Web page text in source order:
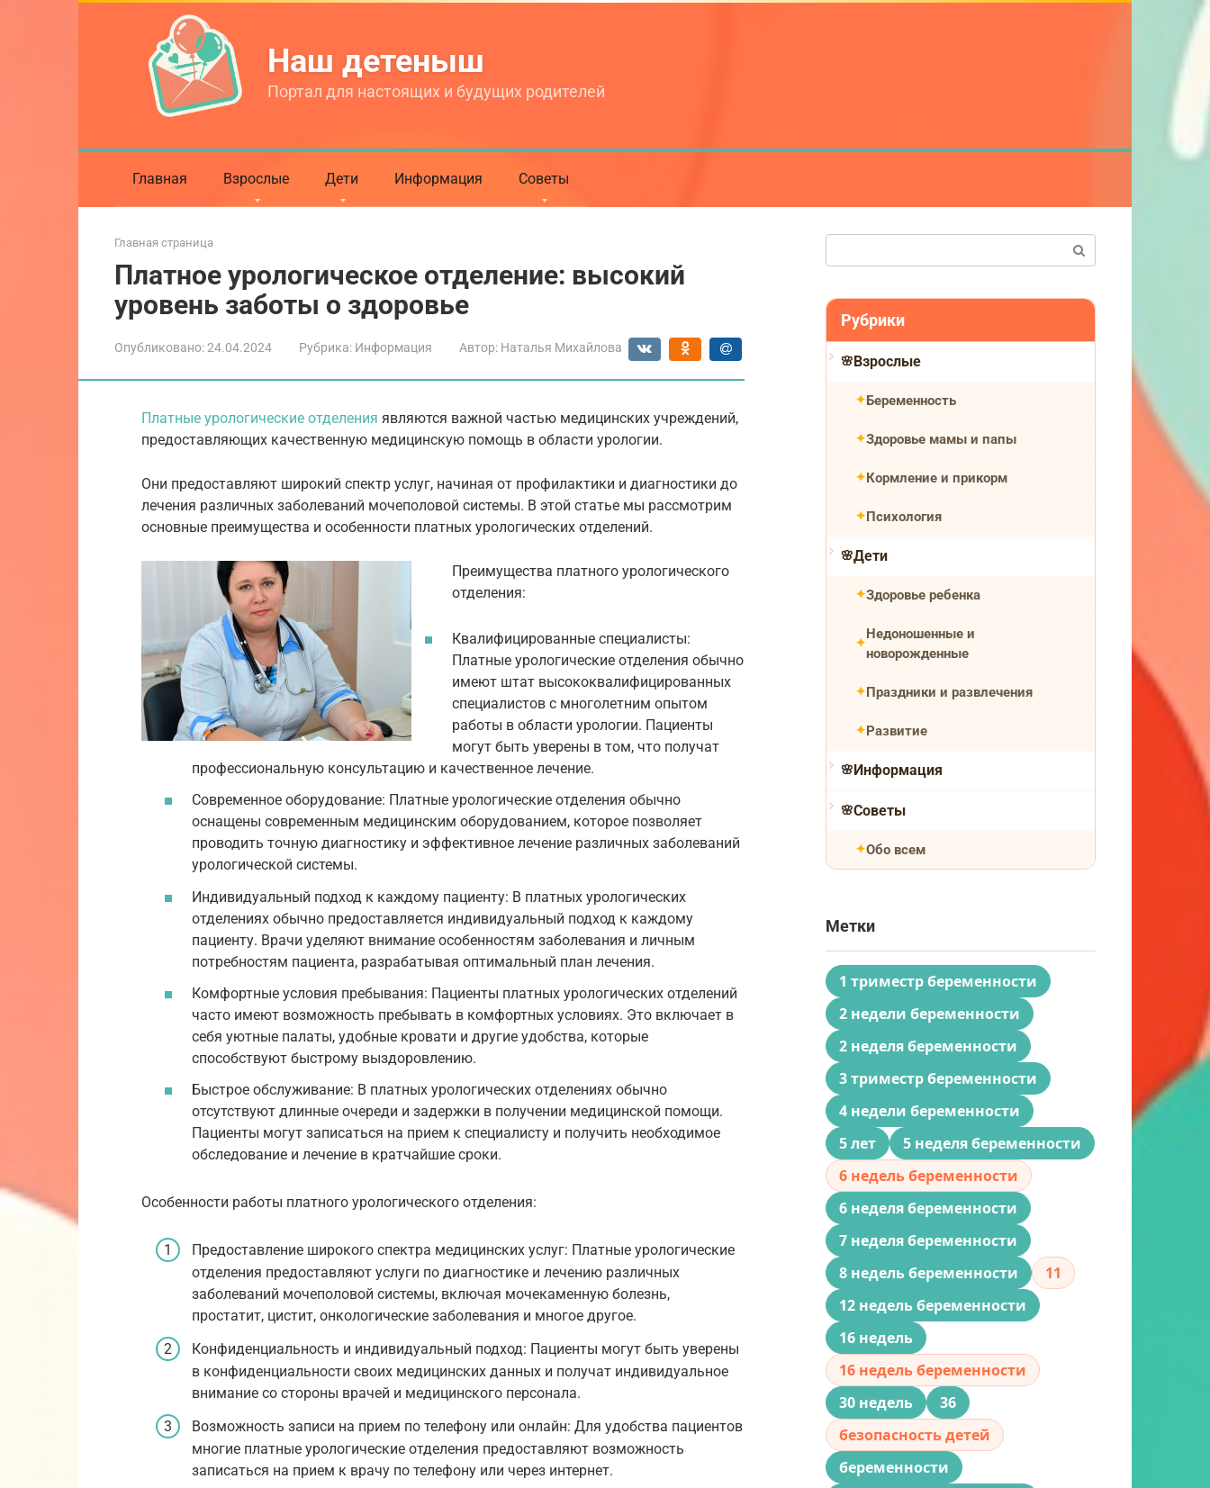
Наш детеныш
Портал для настоящих и будущих родителей
Главная Взрослые Дети Информация Советы
Главная страница
Платное урологическое отделение: высокий
уровень заботы о здоровье
Опубликовано:24.04.2024 Рубрика: Информация Автор: Наталья Михайлова
Платные урологические отделения являются важной частью медицинских учреждений,
предоставляющих качественную медицинскую помощь в области урологии.
Они предоставляют широкий спектр услуг, начиная от профилактики и диагностики до
лечения различных заболеваний мочеполовой системы. В этой статье мы рассмотрим
основные преимущества и особенности платных урологических отделений.
Преимущества платного урологического
отделения:
Квалифицированные специалисты:
Платные урологические отделения обычно
имеют штат высококвалифицированных
специалистов с многолетним опытом
работы в области урологии. Пациенты
могут быть уверены в том, что получат
профессиональную консультацию и качественное лечение.
Современное оборудование: Платные урологические отделения обычно
оснащены современным медицинским оборудованием, которое позволяет
проводить точную диагностику и эффективное лечение различных заболеваний
урологической системы.
Индивидуальный подход к каждому пациенту: В платных урологических
отделениях обычно предоставляется индивидуальный подход к каждому
пациенту. Врачи уделяют внимание особенностям заболевания и личным
потребностям пациента, разрабатывая оптимальный план лечения.
Комфортные условия пребывания: Пациенты платных урологических отделений
часто имеют возможность пребывать в комфортных условиях. Это включает в
себя уютные палаты, удобные кровати и другие удобства, которые
способствуют быстрому выздоровлению.
Быстрое обслуживание: В платных урологических отделениях обычно
отсутствуют длинные очереди и задержки в получении медицинской помощи.
Пациенты могут записаться на прием к специалисту и получить необходимое
обследование и лечение в кратчайшие сроки.
Особенности работы платного урологического отделения:
Предоставление широкого спектра медицинских услуг: Платные урологические
отделения предоставляют услуги по диагностике и лечению различных
заболеваний мочеполовой системы, включая мочекаменную болезнь,
простатит, цистит, онкологические заболевания и многое другое.
Конфиденциальность и индивидуальный подход: Пациенты могут быть уверены
в конфиденциальности своих медицинских данных и получат индивидуальное
внимание со стороны врачей и медицинского персонала.
Возможность записи на прием по телефону или онлайн: Для удобства пациентов
многие платные урологические отделения предоставляют возможность
записаться на прием к врачу по телефону или через интернет.
Рубрики
Взрослые
Беременность
Здоровье мамы и папы
Кормление и прикорм
Психология
Дети
Здоровье ребенка
Недоношенные и
новорожденные
Праздники и развлечения
Развитие
Информация
Советы
Обо всем
Метки
1 триместр беременности
2 недели беременности
2 неделя беременности
3 триместр беременности
4 недели беременности
5 лет
5 неделя беременности
6 недель беременности
6 неделя беременности
7 неделя беременности
8 недель беременности
11
12 недель беременности
16 недель
16 недель беременности
30 недель
36
безопасность детей
беременности